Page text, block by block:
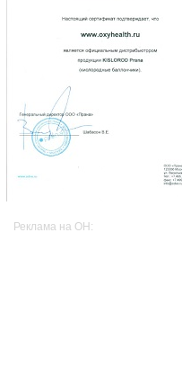
Реклама на OH: